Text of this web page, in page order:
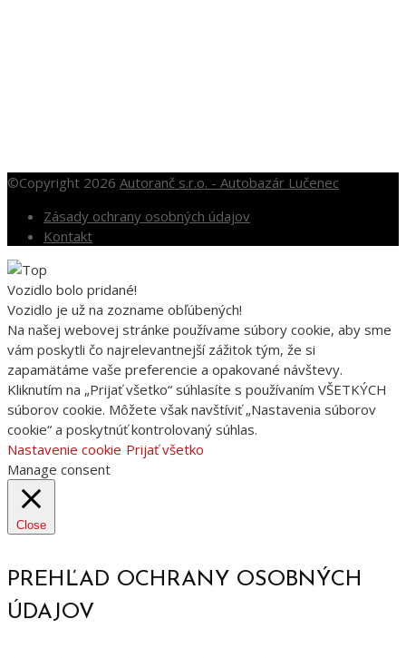
©Copyright 2026 Autoranč s.r.o. - Autobazár Lučenec
Zásady ochrany osobných údajov
Kontakt
Vozidlo bolo pridané!
Vozidlo je už na zozname obľúbených!
Na našej webovej stránke používame súbory cookie, aby sme
vám poskytli čo najrelevantnejší zážitok tým, že si
zapamätáme vaše preferencie a opakované návštevy.
Kliknutím na „Prijať všetko“ súhlasíte s používaním VŠETKÝCH
súborov cookie. Môžete však navštíviť „Nastavenia súborov
cookie“ a poskytnúť kontrolovaný súhlas.
Nastavenie cookie Prijať všetko
Manage consent
Close
PREHĽAD OCHRANY OSOBNÝCH
ÚDAJOV